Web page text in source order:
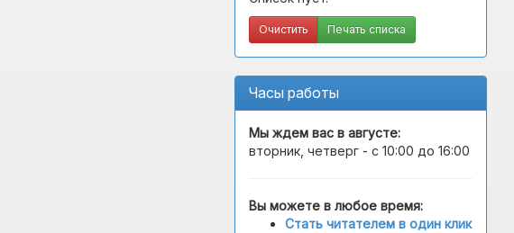
Очистить Печать списка
Часы работы
Мы ждем вас в августе:
вторник, четверг - с 10:00 до 16:00
Вы можете в любое время:
Стать читателем в один клик